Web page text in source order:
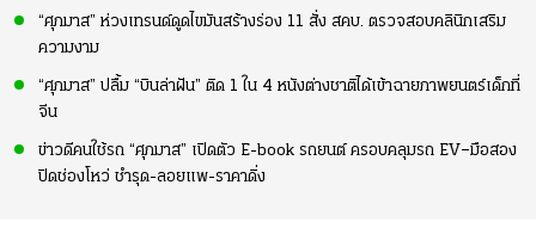
“ศุภมาส” ห่วงเทรนด์ดูดไขมันสร้างร่อง 11 สั่ง สคบ. ตรวจสอบคลินิกเสริม
ความงาม
“ศุภมาส” ปลื้ม “บินล่าฝัน” ติด 1 ใน 4 หนังต่างชาติได้เข้าฉายภาพยนตร์เด็กที่
จีน
ข่าวดีคนใช้รถ “ศุภมาส” เปิดตัว E-book รถยนต์ ครอบคลุมรถ EV–มือสอง
ปิดช่องโหว่ ชำรุด-ลอยแพ-ราคาดิ่ง